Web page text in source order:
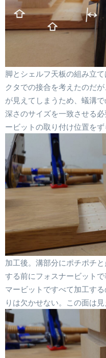
脚とシェルフ天板の組み立
クタでの接合を考えたのだ
が見えてしまうため、蟻溝
深さのサイズを一致させる
ービットの取り付け位置をず
加工後。溝部分にポチポチ
する前にフォスナービット
マービットですべて加工す
りは欠かせない。この面は